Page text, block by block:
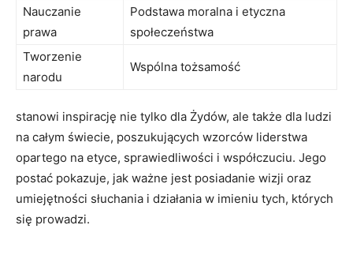
Nauczanie
prawa
Podstawa moralna i etyczna
społeczeństwa
Tworzenie
narodu
Wspólna tożsamość
stanowi inspirację nie tylko dla Żydów, ale także dla ludzi
na całym‍ świecie, poszukujących wzorców liderstwa
opartego na etyce, sprawiedliwości i ⁤współczuciu. Jego
⁤postać pokazuje, jak ważne jest posiadanie wizji oraz
umiejętności ​słuchania i działania w⁣ imieniu tych, których
się prowadzi.